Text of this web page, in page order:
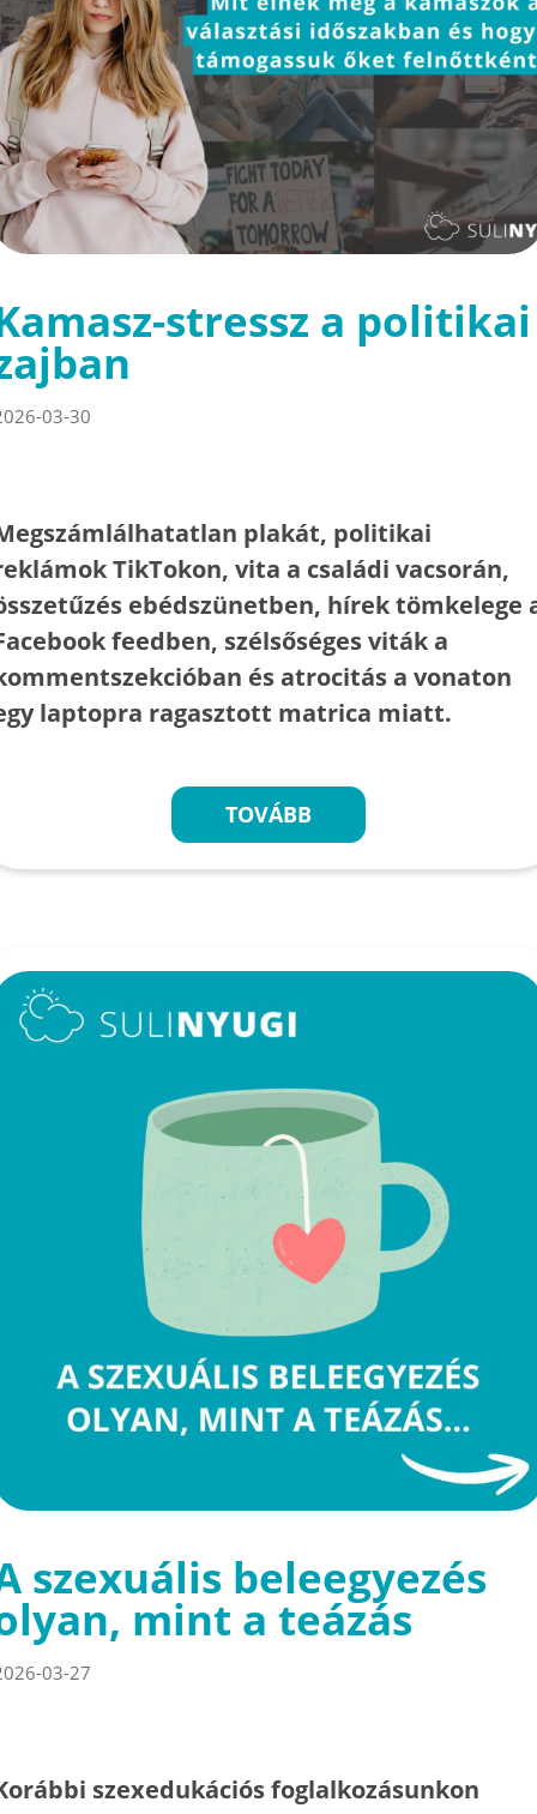
stressz a politikai
03-30
plakát, politikai
TikTokon, vita a családi vacsorán,
ebédszünetben, hírek tömkelege
feedben, szélsőséges viták a
és atrocitás a vonaton
laptopra ragasztott matrica miatt.
TOVÁBB
szexuális beleegyezés
mint a teázás
03-27
szexedukációs foglalkozásunkon